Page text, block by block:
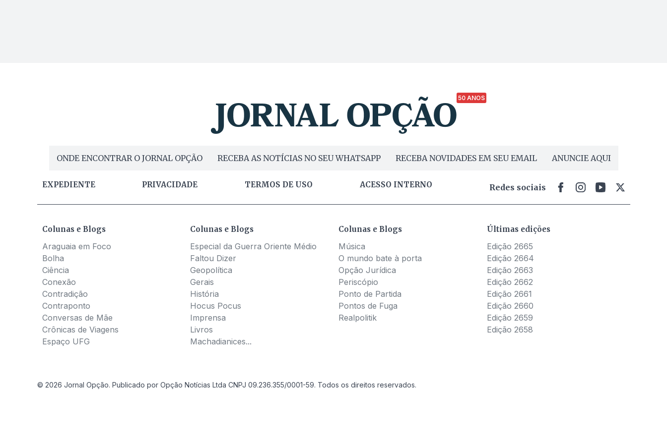
50 ANOS
ONDE ENCONTRAR O JORNAL OPÇÃO RECEBA AS NOTÍCIAS NO SEU WHATSAPP RECEBA NOVIDADES EM SEU EMAIL ANUNCIE AQUI
EXPEDIENTE PRIVACIDADE TERMOS DE USO ACESSO INTERNO Redes sociais
Colunas e Blogs
Araguaia em Foco
Bolha
Ciência
Conexão
Contradição
Contraponto
Conversas de Mãe
Crônicas de Viagens
Espaço UFG
Colunas e Blogs
Especial da Guerra Oriente Médio
Faltou Dizer
Geopolítica
Gerais
História
Hocus Pocus
Imprensa
Livros
Machadianices...
Colunas e Blogs
Música
O mundo bate à porta
Opção Jurídica
Periscópio
Ponto de Partida
Pontos de Fuga
Realpolitik
Últimas edições
Edição 2665
Edição 2664
Edição 2663
Edição 2662
Edição 2661
Edição 2660
Edição 2659
Edição 2658
© 2026 Jornal Opção. Publicado por Opção Notícias Ltda CNPJ 09.236.355/0001-59. Todos os direitos reservados.